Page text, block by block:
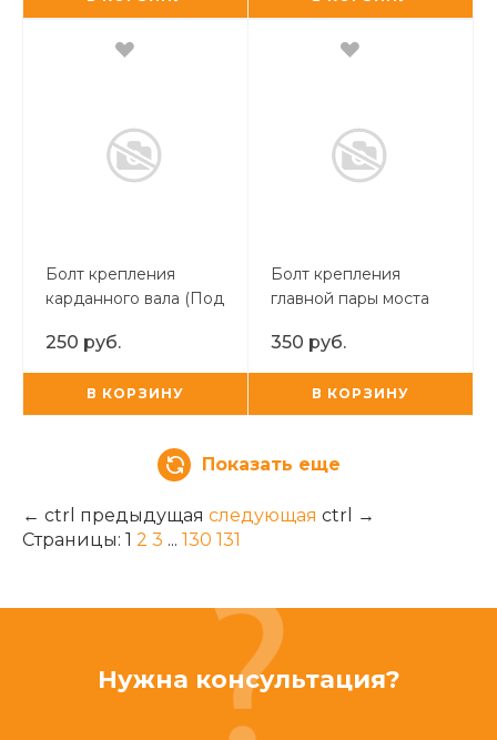
Болт крепления
карданного вала (Под
внутрений)
250 руб.
В КОРЗИНУ
Болт крепления
главной пары моста
350 руб.
В КОРЗИНУ
Показать еще
← ctrl предыдущая следующая ctrl
→
Страницы: 1 2 3 ... 130 131
Нужна консультация?